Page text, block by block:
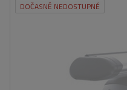
DOČASNĚ NEDOSTUPNÉ